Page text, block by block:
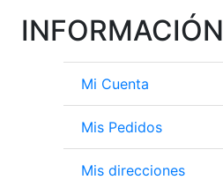
INFORMACIÓN
Mi Cuenta
Mis Pedidos
Mis direcciones